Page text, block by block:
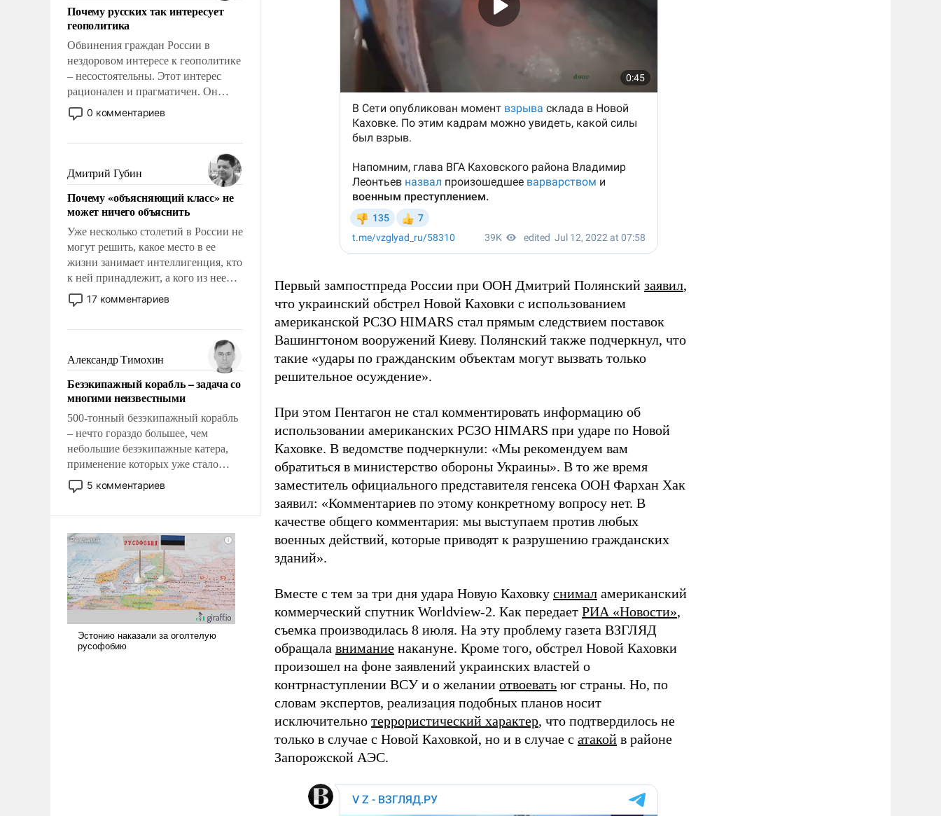
Почему русских так интересует
геополитика
Обвинения граждан России в
нездоровом интересе к геополитике
– несостоятельны. Этот интерес
рационален и прагматичен. Он
обусловлен тысячелетним опытом
выживания в крайне непростых
знанием, что мировая политика
имеет свойство заявляться на порог
нашего дома.
0 комментариев
Дмитрий Губин
Почему «объясняющий класс» не
может ничего объяснить
Уже несколько столетий в России не
могут решить, какое место в ее
жизни занимает интеллигенция, кто
к ней принадлежит, а кого из нее
исключили с правом
восстановления и без оного. И чем
казалось, что эти вопросы решены
раз и навсегда, но – нет, не решены.
17 комментариев
Александр Тимохин
Безэкипажный корабль – задача со
многими неизвестными
500-тонный безэкипажный корабль
– нечто гораздо большее, чем
небольшие безэкипажные катера,
применение которых уже стало
обыденностью. Задача по созданию
такого корабля очень сложна и
наши боевые возможности.
5 комментариев
Первый зампостпреда России при ООН Дмитрий Полянский заявил,
что украинский обстрел Новой Каховки с использованием
американской РСЗО HIMARS стал прямым следствием поставок
Вашингтоном вооружений Киеву. Полянский также подчеркнул, что
такие «удары по гражданским объектам могут вызвать только
решительное осуждение».
При этом Пентагон не стал комментировать информацию об
использовании американских РСЗО HIMARS при ударе по Новой
Каховке. В ведомстве подчеркнули: «Мы рекомендуем вам
обратиться в министерство обороны Украины». В то же время
заместитель официального представителя генсека ООН Фархан Хак
заявил: «Комментариев по этому конкретному вопросу нет. В
качестве общего комментария: мы выступаем против любых
военных действий, которые приводят к разрушению гражданских
зданий».
Вместе с тем за три дня удара Новую Каховку снимал американский
коммерческий спутник Worldview-2. Как передает РИА «Новости»,
съемка производилась 8 июля. На эту проблему газета ВЗГЛЯД
обращала внимание накануне. Кроме того, обстрел Новой Каховки
произошел на фоне заявлений украинских властей о
контрнаступлении ВСУ и о желании отвоевать юг страны. Но, по
словам экспертов, реализация подобных планов носит
исключительно террористический характер, что подтвердилось не
только в случае с Новой Каховкой, но и в случае с атакой в районе
Запорожской АЭС.